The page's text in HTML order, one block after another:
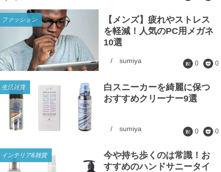
ファッション
【メンズ】疲れやストレス
を軽減！人気のPC用メガネ
10選
/ sumiya 0 0
生活雑貨
白スニーカーを綺麗に保つ
おすすめクリーナー9選
/ sumiya 0 0
インテリア&雑貨
今や持ち歩くのは常識！お
すすめのハンドサニータイ